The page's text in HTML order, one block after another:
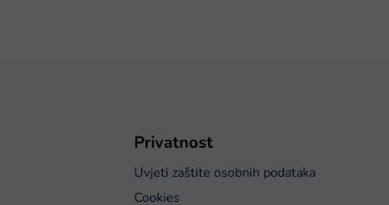
Privatnost
Uvjeti zaštite osobnih podataka
Cookies